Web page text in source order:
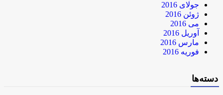
جولای 2016
ژوئن 2016
می 2016
آوریل 2016
مارس 2016
فوریه 2016
دسته‌ها